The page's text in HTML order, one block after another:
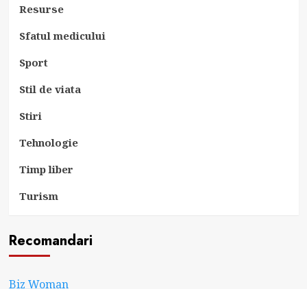
Resurse
Sfatul medicului
Sport
Stil de viata
Stiri
Tehnologie
Timp liber
Turism
Recomandari
Biz Woman